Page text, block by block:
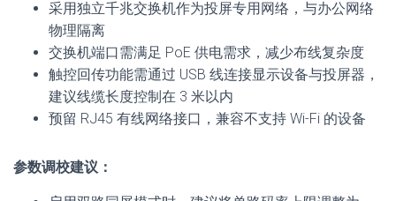
采用独立千兆交换机作为投屏专用网络，与办公网络
物理隔离
交换机端口需满足 PoE 供电需求，减少布线复杂度
触控回传功能需通过 USB 线连接显示设备与投屏器，
建议线缆长度控制在 3 米以内
预留 RJ45 有线网络接口，兼容不支持 Wi-Fi 的设备
参数调校建议：